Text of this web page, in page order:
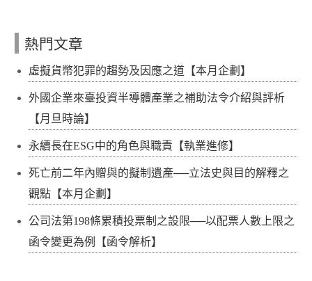
熱門文章
虛擬貨幣犯罪的趨勢及因應之道【本月企劃】
外國企業來臺投資半導體產業之補助法令介紹與評析
【月旦時論】
永續長在ESG中的角色與職責【執業進修】
死亡前二年內贈與的擬制遺產──立法史與目的解釋之
觀點【本月企劃】
公司法第198條累積投票制之設限──以配票人數上限之
函令變更為例【函令解析】